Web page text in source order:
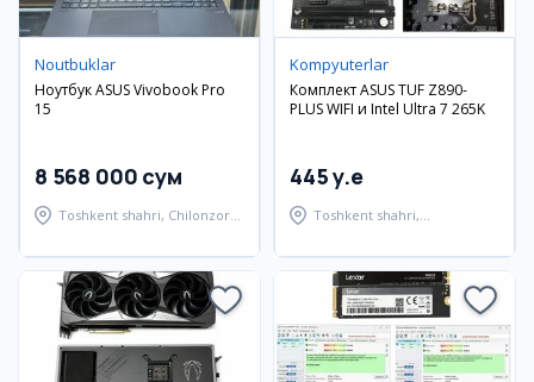
Noutbuklar
Ноутбук ASUS Vivobook Pro
15
8 568 000 сум
Toshkent shahri, Chilonzor
Kompyuterlar
Комплект ASUS TUF Z890-
PLUS WIFI и Intel Ultra 7 265K
445 y.e
Toshkent shahri,